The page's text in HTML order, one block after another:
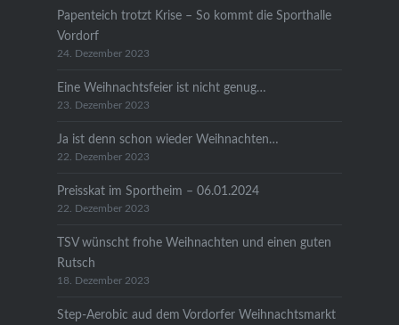
Papenteich trotzt Krise – So kommt die Sporthalle
Vordorf
24. Dezember 2023
Eine Weihnachtsfeier ist nicht genug…
23. Dezember 2023
Ja ist denn schon wieder Weihnachten…
22. Dezember 2023
Preisskat im Sportheim – 06.01.2024
22. Dezember 2023
TSV wünscht frohe Weihnachten und einen guten
Rutsch
18. Dezember 2023
Step-Aerobic aud dem Vordorfer Weihnachtsmarkt